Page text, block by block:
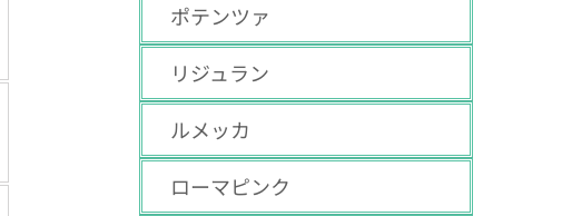
ポテンツァ
リジュラン
ルメッカ
ローマピンク